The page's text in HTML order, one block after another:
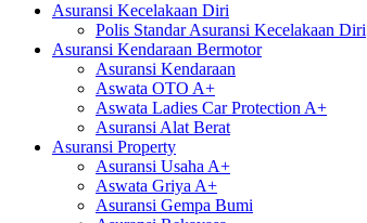
Asuransi Kecelakaan Diri
Polis Standar Asuransi Kecelakaan Diri
Asuransi Kendaraan Bermotor
Asuransi Kendaraan
Aswata OTO A+
Aswata Ladies Car Protection A+
Asuransi Alat Berat
Asuransi Property
Asuransi Usaha A+
Aswata Griya A+
Asuransi Gempa Bumi